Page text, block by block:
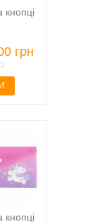
кнопці
BC25-
грн
кнопці